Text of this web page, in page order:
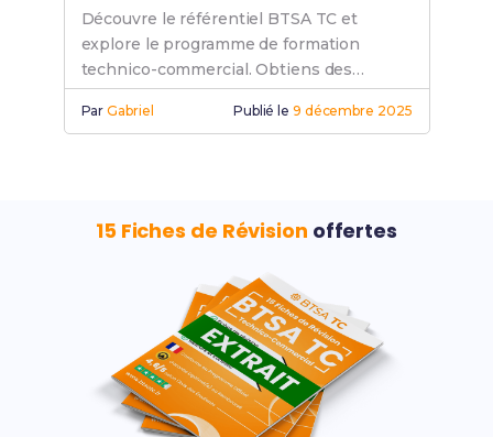
Découvre le référentiel BTSA TC et
explore le programme de formation
technico-commercial. Obtiens des
compétences clés avec ce BTS pour
booster ta carrière.
ParGabriel Publié le 9 décembre 2025
15 Fiches de Révision offertes